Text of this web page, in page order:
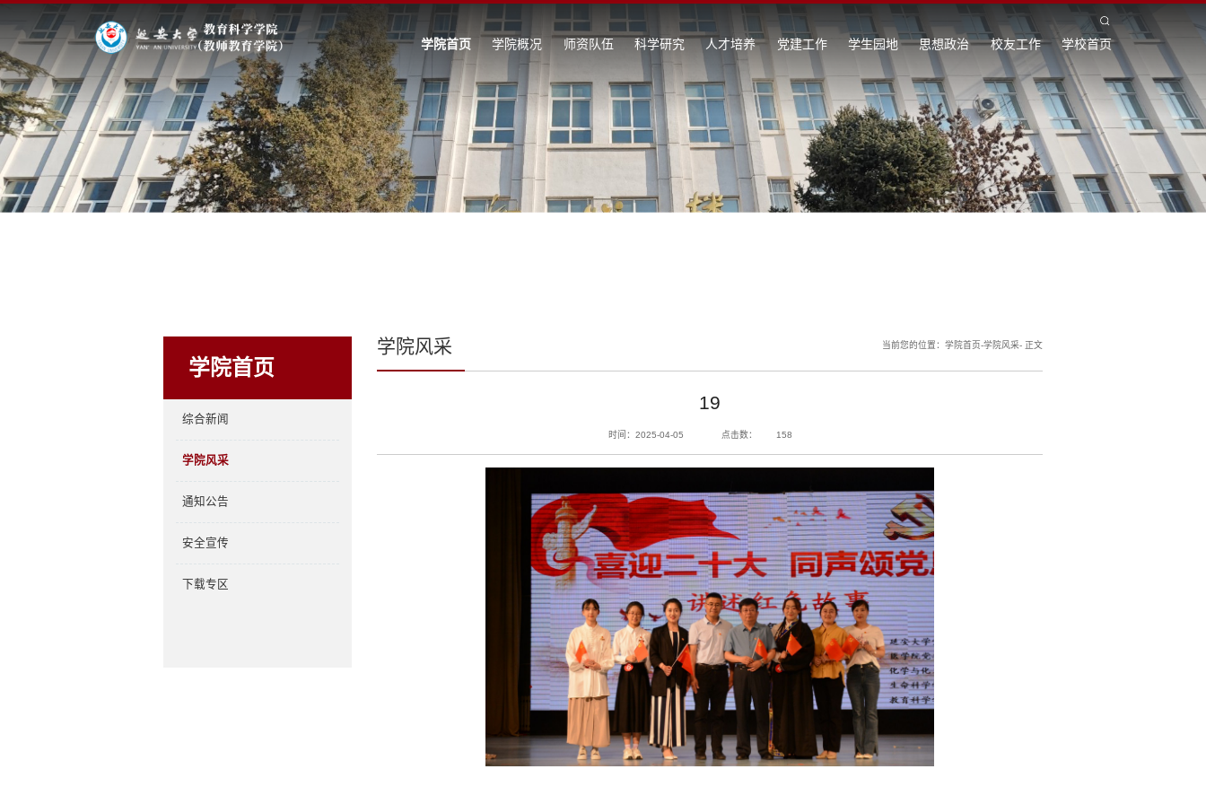
学院首页 学院概况 师资队伍 科学研究 人才培养 党建工作 学生园地 思想政治 校友工作 学校首页
学院首页
综合新闻
学院风采
通知公告
安全宣传
下载专区
学院风采 当前您的位置： 学院首页-学院风采- 正文
19
时间：2025-04-05 点击数： 158